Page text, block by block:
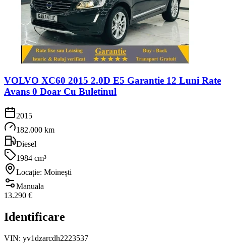
VOLVO XC60 2015 2.0D E5 Garantie 12 Luni Rate
Avans 0 Doar Cu Buletinul
2015
182.000 km
Diesel
1984 cm³
Locație: Moinești
Manuala
13.290 €
Identificare
VIN: yv1dzarcdh2223537